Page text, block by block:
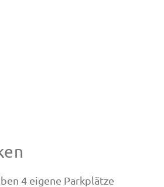
4 eigene Parkplätze